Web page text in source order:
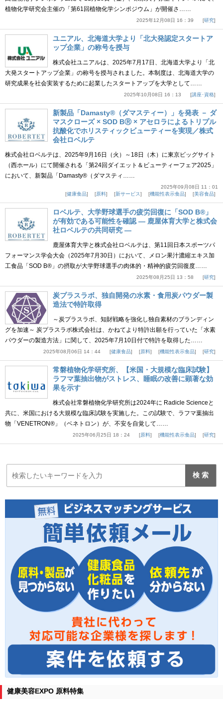
植物化学研究会主催の「第61回植物化学シンポジウム」が開催さ……
2025年12月08日 16：39 研究
ユニアル、北海道大学より「北大発認定スタートア
ップ企業」の称号を授与
株式会社ユニアルは、2025年7月17日、北海道大学より「北
大発スタートアップ企業」の称号を授与されました。本制度は、北海道大学の
研究成果を社会実装するために起業したスタートアップを大学として……
2025年10月08日 16：13 講座･資格
新製品「Damasty®（ダマスティー）」を発表 － ダ
マスクローズ × SOD BⓇ × アセロラによるトリプル
抗酸化でホリスティックビューティーを実現／株式
会社ロベルテ
株式会社ロベルテは、2025年9月16日（火）～18日（木）に東京ビッグサイト
（西ホール）にて開催される「第24回ダイエット＆ビューティーフェア2025」
において、新製品「Damasty®（ダマスティ……
2025年09月08日 11：01
健康食品
原料 新サービス 機能性表示食品 美容食品
ロベルテ、大学野球選手の疲労回復に「SOD B®」
が有効である可能性を確認 ― 鹿屋体育大学と株式会
社ロベルテの共同研究 ―
鹿屋体育大学と株式会社ロベルテは、第11回日本スポーツパ
フォーマンス学会大会（2025年7月30日）において、メロン果汁濃縮エキス加
工食品「SOD B®」の摂取が大学野球選手の肉体的・精神的疲労回復度……
2025年08月25日 13：58 研究
炭プラスラボ、独自開発の水素・食用炭パウダー製
造法で特許取得
～炭プラスラボ、知財戦略を強化し独自素材のブランディン
グを加速～ 炭プラスラボ株式会社は、かねてより特許出願を行っていた「水素
パウダーの製造方法」に関して、2025年7月10日付で特許を取得した……
2025年08月06日 14：44 健康食品 原料 機能性表示食品 研究
常磐植物化学研究所、【米国・大規模な臨床試験】
ラフマ葉抽出物がストレス、睡眠の改善に顕著な効
果を示す
株式会社常磐植物化学研究所は2024年に Radicle Scienceと
共に、米国における大規模な臨床試験を実施した。この試験で、ラフマ葉抽出
物「VENETRON®」（ベネトロン）が、不安を自覚して……
2025年06月25日 18：24 原料 機能性表示食品 研究
健康美容EXPO 原料特集